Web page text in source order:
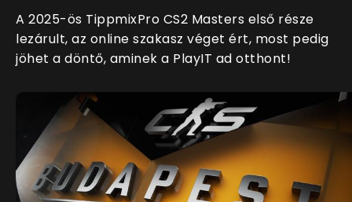
A 2025-ös TippmixPro CS2 Masters első része
lezárult, az online szakasz véget ért, most pedig
jöhet a döntő, aminek a PlayIT ad otthont!